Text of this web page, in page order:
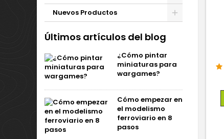
Nuevos Productos
Últimos artículos del blog
¿Cómo pintar
miniaturas para
wargames?
Cómo empezar en
el modelismo
ferroviario en 8
pasos